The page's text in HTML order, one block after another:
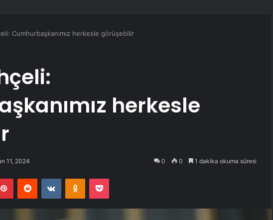
Cumhurbaşkanımız herkesle görüşebilir
herkesle
11, 2024 0 0 1 dakika okuma süresi
PinterestReddit VKontakteOdnoklassniki
Pocket